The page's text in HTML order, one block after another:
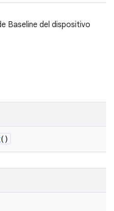
Baseline del dispositivo
()